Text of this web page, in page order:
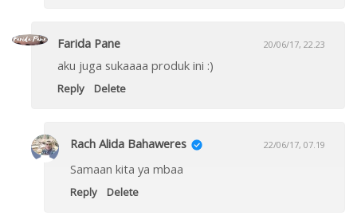
Farida Pane 20/06/17, 22.23
aku juga sukaaaa produk ini :)
Reply Delete
Rach Alida Bahaweres 22/06/17, 07.19
Samaan kita ya mbaa
Reply Delete